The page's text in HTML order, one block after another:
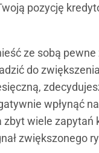
pozycję
ze sobą pewne
do
wpłynąć
wiele
zwiększonego